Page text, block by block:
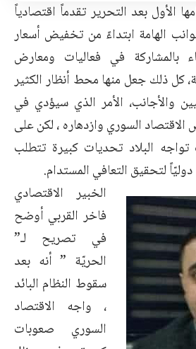
الأول بعد التحرير تقدماً اقتصادياً
الهامة ابتداءً من تخفيض أسعار
بالمشاركة في فعاليات ومعارض
كل ذلك جعل منها محط أنظار الكثير
والأجانب، الأمر الذي سيؤدي في
السوري وازدهاره ، لكن على
البلاد تحديات كبيرة تتطلب
لتحقيق التعافي المستدام.
الخبير الاقتصادي
فاخر القربي أوضح
في تصريح لـ”
الحريّة ” أنه بعد
سقوط النظام البائد
، واجه الاقتصاد
السوري صعوبات